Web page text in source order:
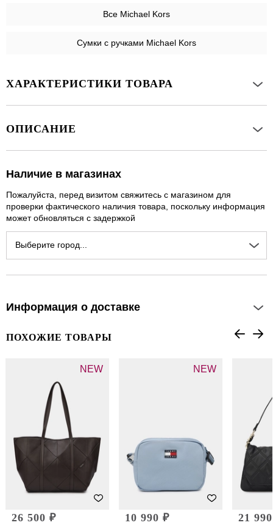
Все Michael Kors
Сумки с ручками Michael Kors
ХАРАКТЕРИСТИКИ ТОВАРА
ОПИСАНИЕ
Наличие в магазинах
Пожалуйста, перед визитом свяжитесь с магазином для
проверки фактического наличия товара, поскольку информация
может обновляться с задержкой
Выберите город...
Информация о доставке
ПОХОЖИЕ ТОВАРЫ
NEW
26 500 ₽
NEW
10 990 ₽ 21